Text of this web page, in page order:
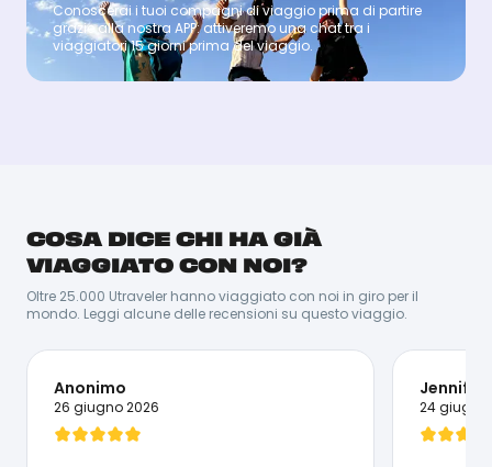
Conoscerai i tuoi compagni di viaggio prima di partire
grazie alla nostra APP: attiveremo una chat tra i
viaggiatori 15 giorni prima del viaggio.
Coach
MARCO
Marco all’anagrafe, ma chiamatelo Gege! Amante
delle spiagge incontaminate e del rumore dell’oceano,
la sua più grande passione è la chitarra e la musica,
che riescono a regalargli pace ed emozioni. Amante
anche della cucina, quando è in viaggio cerca
sempre di scoprire tutti i segreti della culture che sta
vivendo la quotidianità dei nuovi luoghi che sta
Lingue Parlate:
🇮🇹 Italiano - 🇬🇧 Inglese
COSA DICE CHI HA GIÀ
VIAGGIATO CON NOI?
Oltre 25.000 Utraveler hanno viaggiato con noi in giro per il
mondo. Leggi alcune delle recensioni su questo viaggio.
Anonimo
26 giugno 2026
Jennifer
24 giugno